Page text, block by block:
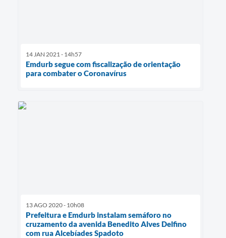
14 JAN 2021 - 14h57
Emdurb segue com fiscalização de orientação
para combater o Coronavírus
13 AGO 2020 - 10h08
Prefeitura e Emdurb instalam semáforo no
cruzamento da avenida Benedito Alves Delfino
com rua Alcebíades Spadoto